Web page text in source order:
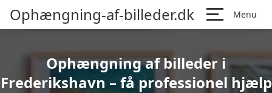
Ophængning-af-billeder.dk Menu
Ophængning af billeder i
Frederikshavn – få professionel hjælp